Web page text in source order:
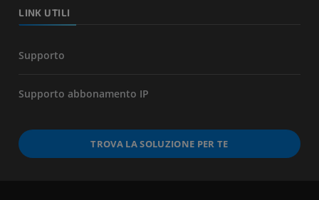
LINK UTILI
Supporto
Supporto abbonamento IP
TROVA LA SOLUZIONE PER TE